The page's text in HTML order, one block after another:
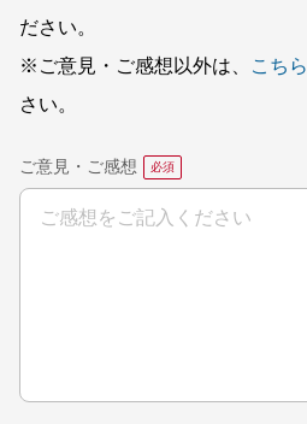
ださい。
※ご意見・ご感想以外は、
こちら
さい。
ご意見・ご感想